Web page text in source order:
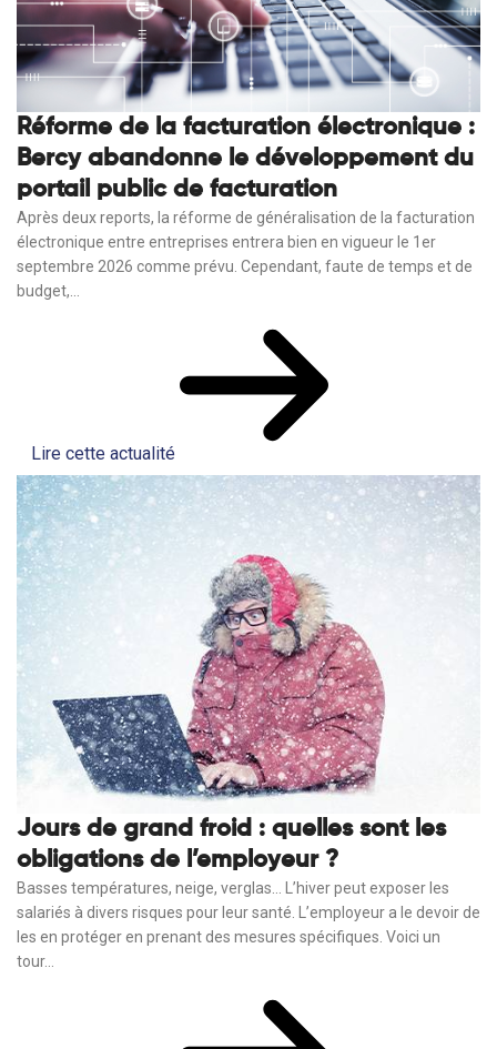
Réforme de la facturation électronique :
Bercy abandonne le développement du
portail public de facturation
Après deux reports, la réforme de généralisation de la facturation
électronique entre entreprises entrera bien en vigueur le 1er
septembre 2026 comme prévu. Cependant, faute de temps et de
budget,...
Lire cette actualité
Jours de grand froid : quelles sont les
obligations de l’employeur ?
Basses températures, neige, verglas… L’hiver peut exposer les
salariés à divers risques pour leur santé. L’employeur a le devoir de
les en protéger en prenant des mesures spécifiques. Voici un
tour...